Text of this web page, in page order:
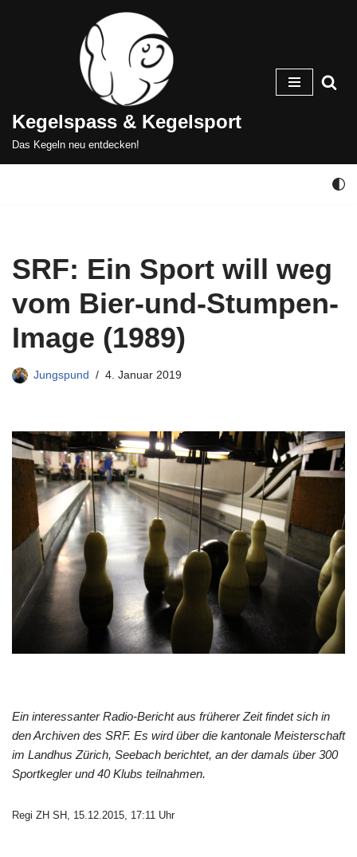
Kegelspass & Kegelsport
Das Kegeln neu entdecken!
SRF: Ein Sport will weg
vom Bier-und-Stumpen-
Image (1989)
Jungspund 4. Januar 2019
Ein interessanter Radio-Bericht aus früherer Zeit findet sich in
den Archiven des SRF. Es wird über die kantonale Meisterschaft
im Landhus Zürich, Seebach berichtet, an der damals über 300
Sportkegler und 40 Klubs teilnahmen.
Regi ZH SH, 15.12.2015, 17:11 Uhr